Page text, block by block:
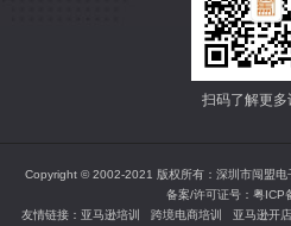
扫码了解更多
Copyright © 2002-2021 版权所有：深圳市闯盟
备案/许可证号： 粤ICP
友情链接： 亚马逊培训 跨境电商培训 亚马逊开